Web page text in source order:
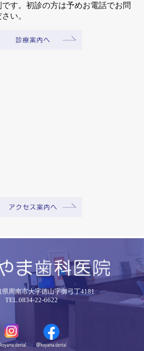
す。初診の方は予めお電話でお問
い。
県周南市大字徳山字御弓丁4181
TEL.0834-22-6622